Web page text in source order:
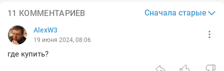
11 КОММЕНТАРИЕВ Сначала старые
AlexW3
19 июня 2024, 08:06
где купить?